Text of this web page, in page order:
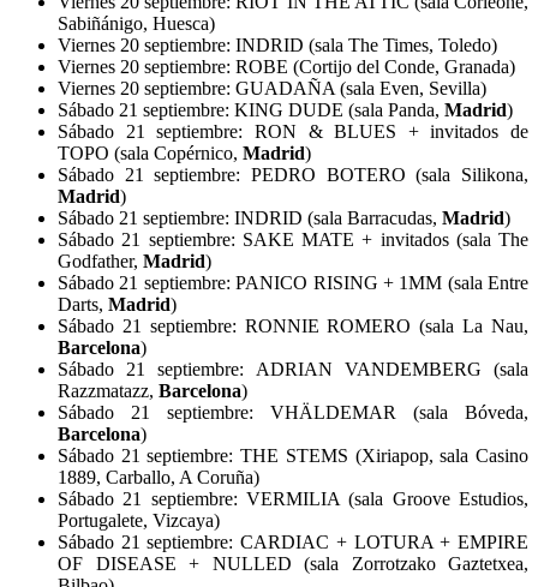
Sabiñánigo, Huesca)
Viernes 20 septiembre: INDRID (sala The Times, Toledo)
Viernes 20 septiembre: ROBE (Cortijo del Conde, Granada)
Viernes 20 septiembre: GUADAÑA (sala Even, Sevilla)
Sábado 21 septiembre: KING DUDE (sala Panda, Madrid)
Sábado 21 septiembre: RON & BLUES + invitados de
TOPO (sala Copérnico, Madrid)
Sábado 21 septiembre: PEDRO BOTERO (sala Silikona,
Madrid)
Sábado 21 septiembre: INDRID (sala Barracudas, Madrid)
Sábado 21 septiembre: SAKE MATE + invitados (sala The
Godfather, Madrid)
Sábado 21 septiembre: PANICO RISING + 1MM (sala Entre
Darts, Madrid)
Sábado 21 septiembre: RONNIE ROMERO (sala La Nau,
Barcelona)
Sábado 21 septiembre: ADRIAN VANDEMBERG (sala
Razzmatazz, Barcelona)
Sábado 21 septiembre: VHÄLDEMAR (sala Bóveda,
Barcelona)
Sábado 21 septiembre: THE STEMS (Xiriapop, sala Casino
1889, Carballo, A Coruña)
Sábado 21 septiembre: VERMILIA (sala Groove Estudios,
Portugalete, Vizcaya)
Sábado 21 septiembre: CARDIAC + LOTURA + EMPIRE
OF DISEASE + NULLED (sala Zorrotzako Gaztetxea,